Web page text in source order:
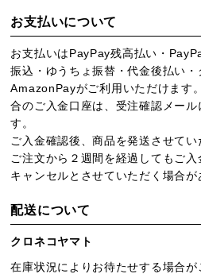
お支払いについて
お支払いはPayPay残高払い・
振込・ゆうちょ振替・代金後払い・
AmazonPayがご利用いただけます
合のご入金口座は、受注確認メール
す。
ご入金確認後、商品を発送させてい
ご注文から２週間を経過してもご入
キャンセルとさせていただく場合が
配送について
クロネコヤマト
在庫状況によりお待たせする場合が